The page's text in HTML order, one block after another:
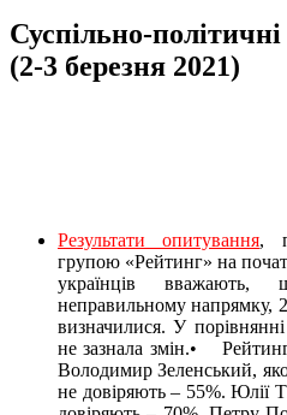
Суспільно-
(2-3 березня 2021)
Результати опитування,
групою «Рейтинг» на
українців
неправильному напрямку,
визначилися. У
не зазнала змін.•
Володимир Зеленський,
не довіряють – 55%. Юлії